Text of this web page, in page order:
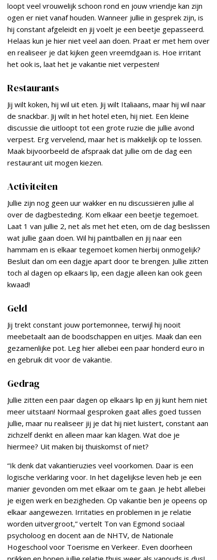
loopt veel vrouwelijk schoon rond en jouw vriendje kan zijn
ogen er niet vanaf houden. Wanneer jullie in gesprek zijn, is
hij constant afgeleidt en jij voelt je een beetje gepasseerd.
Helaas kun je hier niet veel aan doen. Praat er met hem over
en realiseer je dat kijken geen vreemdgaan is. Hoe irritant
het ook is, laat het je vakantie niet verpesten!
Restaurants
Jij wilt koken, hij wil uit eten. Jij wilt Italiaans, maar hij wil naar
de snackbar. Jij wilt in het hotel eten, hij niet. Een kleine
discussie die uitloopt tot een grote ruzie die jullie avond
verpest. Erg vervelend, maar het is makkelijk op te lossen.
Maak bijvoorbeeld de afspraak dat jullie om de dag een
restaurant uit mogen kiezen.
Activiteiten
Jullie zijn nog geen uur wakker en nu discussiëren jullie al
over de dagbesteding. Kom elkaar een beetje tegemoet.
Laat 1 van jullie 2, net als met het eten, om de dag beslissen
wat jullie gaan doen. Wil hij paintballen en jij naar een
hammam en is elkaar tegemoet komen hierbij onmogelijk?
Besluit dan om een dagje apart door te brengen. Jullie zitten
toch al dagen op elkaars lip, een dagje alleen kan ook geen
kwaad!
Geld
Jij trekt constant jouw portemonnee, terwijl hij nooit
meebetaalt aan de boodschappen en uitjes. Maak dan een
gezamenlijke pot. Leg hier allebei een paar honderd euro in
en gebruik dit voor de vakantie.
Gedrag
Jullie zitten een paar dagen op elkaars lip en jij kunt hem niet
meer uitstaan! Normaal gesproken gaat alles goed tussen
jullie, maar nu realiseer jij je dat hij niet luistert, constant aan
zichzelf denkt en alleen maar kan klagen. Wat doe je
hiermee? Uit maken bij thuiskomst of niet?
“Ik denk dat vakantieruzies veel voorkomen. Daar is een
logische verklaring voor. In het dagelijkse leven heb je een
manier gevonden om met elkaar om te gaan. Je hebt allebei
je eigen werk en bezigheden. Op vakantie ben je opeens op
elkaar aangewezen. Irritaties en problemen in je relatie
worden uitvergroot,” vertelt Ton van Egmond sociaal
psycholoog en docent aan de NHTV, de Nationale
Hogeschool voor Toerisme en Verkeer. Even doorheen